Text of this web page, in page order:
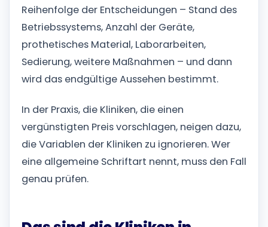
Reihenfolge der Entscheidungen – Stand des
Betriebssystems, Anzahl der Geräte,
prothetisches Material, Laborarbeiten,
Sedierung, weitere Maßnahmen – und dann
wird das endgültige Aussehen bestimmt.
In der Praxis, die Kliniken, die einen
vergünstigten Preis vorschlagen, neigen dazu,
die Variablen der Kliniken zu ignorieren. Wer
eine allgemeine Schriftart nennt, muss den Fall
genau prüfen.